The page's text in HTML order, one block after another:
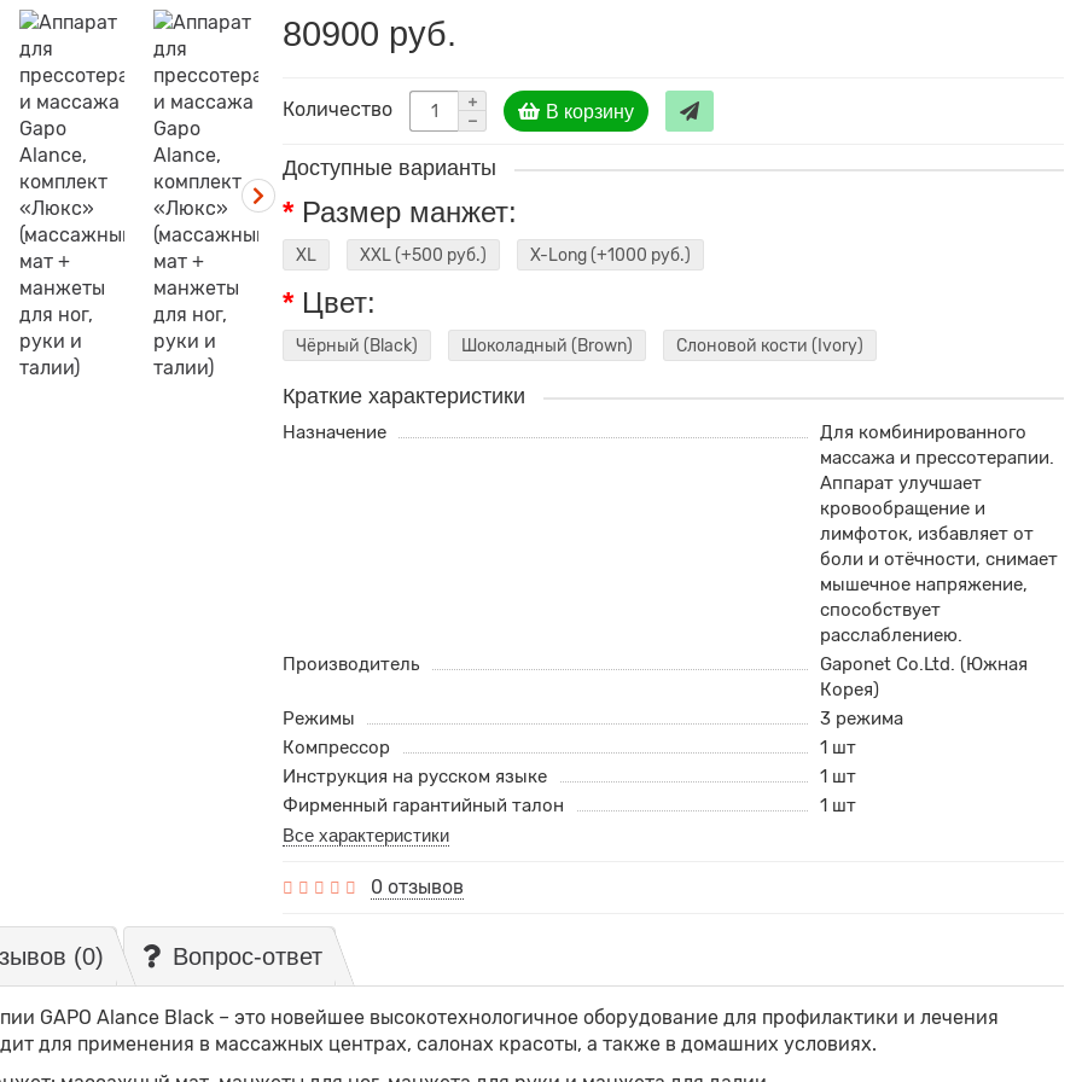
80900 руб.
Количество В корзину
Доступные варианты
Размер манжет:
XL XXL (+500 руб.) X-Long(+1000 руб.)
Цвет:
Чёрный (Black) Шоколадный (Brown) Слоновой кости (Ivory)
Краткие характеристики
Назначение
Для комбинированного
массажа и прессотерапии.
Аппарат улучшает
кровообращение и
лимфоток, избавляет от
боли и отёчности, снимает
мышечное напряжение,
способствует
расслаблениею.
Производитель
Gaponet Co.Ltd. (Южная
Корея)
Режимы
3 режима
Компрессор
1 шт
Инструкция на русском языке
1 шт
Фирменный гарантийный талон
1 шт
Все характеристики
0 отзывов
(0) Вопрос-ответ
GAPO Alance Black – это новейшее высокотехнологичное оборудование для профилактики и лечения
для применения в массажных центрах, салонах красоты, а также в домашних условиях.